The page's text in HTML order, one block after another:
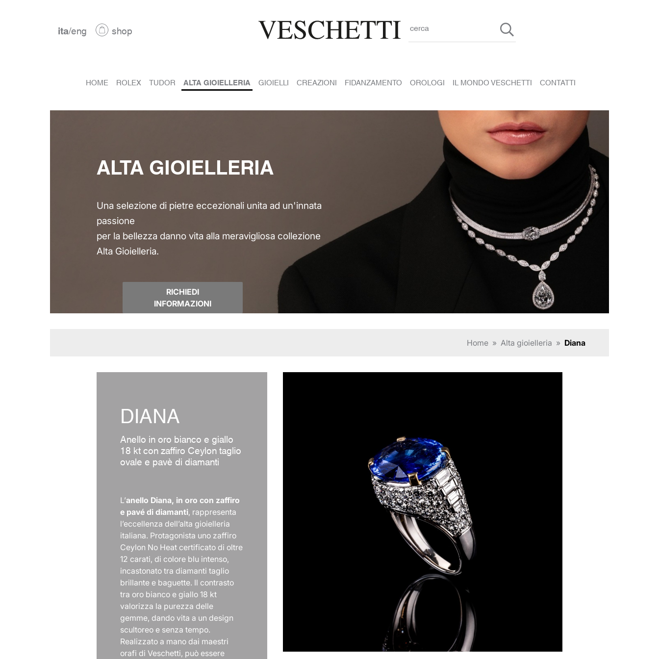
ita/eng shop cerca
HOME ROLEX TUDOR ALTA GIOIELLERIA GIOIELLI CREAZIONI FIDANZAMENTO OROLOGI IL MONDO VESCHETTI CONTATTI
ALTA GIOIELLERIA
Una selezione di pietre eccezionali unita ad un'innata
passione
per la bellezza danno vita alla meravigliosa collezione
Alta Gioielleria.
RICHIEDI
INFORMAZIONI
Home » Alta gioielleria » Diana
DIANA
Anello in oro bianco e giallo
18 kt con zaffiro Ceylon taglio
ovale e pavè di diamanti
L’anello Diana, in oro con zaffiro
e pavé di diamanti, rappresenta
l’eccellenza dell’alta gioielleria
italiana. Protagonista uno zaffiro
Ceylon No Heat certificato di oltre
12 carati, di colore blu intenso,
incastonato tra diamanti taglio
brillante e baguette. Il contrasto
tra oro bianco e giallo 18 kt
valorizza la purezza delle
gemme, dando vita a un design
scultoreo e senza tempo.
Realizzato a mano dai maestri
orafi di Veschetti, può essere